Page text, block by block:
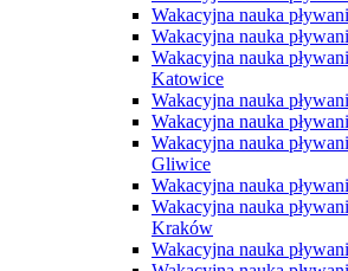
Wakacyjna nauka
Wakacyjna nauka
Wakacyjna nauka
Katowice
Wakacyjna nauka
Wakacyjna nauka
Wakacyjna nauka
Gliwice
Wakacyjna nauka
Wakacyjna nauka
Kraków
Wakacyjna nauka